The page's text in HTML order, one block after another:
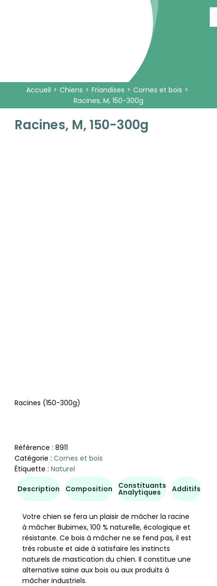
Accueil Chiens Friandises
Cornes et bois
Racines, M, 150-300g
Racines, M, 150-300g
Racines (150-300g)
Référence : 8911
Catégorie : Cornes et bois
Étiquette : Naturel
Description Composition Constituants
Analytiques Additifs
Votre chien se fera un plaisir de mâcher la racine
à mâcher Bubimex, 100 % naturelle, écologique et
résistante. Ce bois à mâcher ne se fend pas, il est
très robuste et aide à satisfaire les instincts
naturels de mastication du chien. Il constitue une
alternative saine aux bois ou aux produits à
mâcher industriels.